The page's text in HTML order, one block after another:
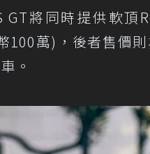
GT將同時提供軟
100萬)，後者售價
。